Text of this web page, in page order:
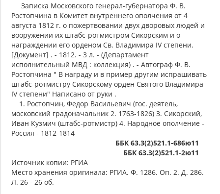
Записка Московского генерал-губернатора Ф. В.
Ростопчина в Комитет внутреннего ополчения от 4
августа 1812 г. о пожертвовании двух дворовых людей и
вооружении их штабс-ротмистром Сикорским и о
награждении его орденом Св. Владимира IV степени.
[Документ] . - 1812. - 3 л. - (Департамент
исполнительный МВД : коллекция) . - Автограф Ф. В.
Ростопчина " В награду и в пример другим испрашивать
штабс-ротмистру Сикорскому орден Святого Владимира
IV степени" Написано от руки .
1. Ростопчин, Федор Васильевич (гос. деятель,
московский градоначальник 2. 1763-1826) 3. Сикорский,
Иван Кузмич (штабс-ротмистр) 4. Народное ополчение -
Россия - 1812-1814
ББК 63.3(2)521.1-686ю11
ББК 63.3(2)521.1-2ю11
Источник копии: РГИА
Место хранения оригинала: РГИА. Ф. 1286. Оп. 2. Д. 286.
Л. 26 - 26 об.